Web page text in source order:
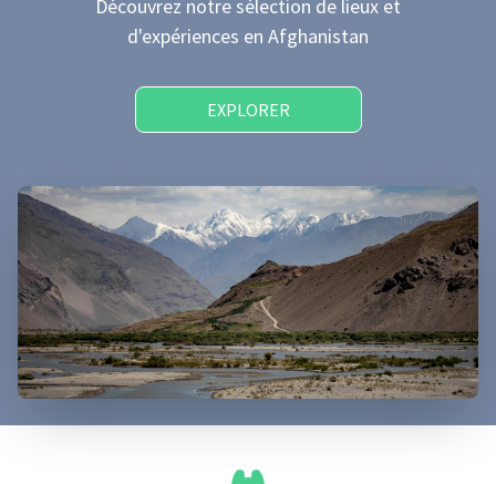
Découvrez notre sélection de lieux et
d'expériences en Afghanistan
EXPLORER